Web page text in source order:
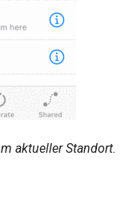
aktueller Standort.